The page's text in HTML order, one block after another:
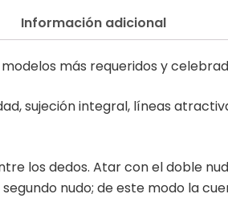
Información adicional
más requeridos y
sujeción integral, líneas
los dedos. Atar con el doble
nudo; de este modo la